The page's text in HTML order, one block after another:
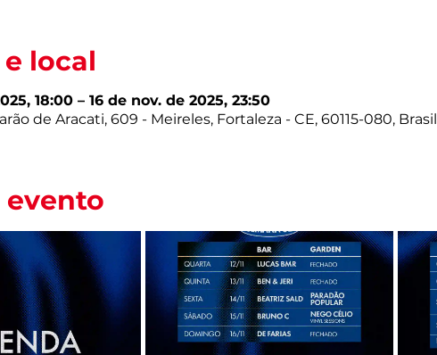
local
18:00 – 16 de nov. de 2025, 23:50
de Aracati, 609 - Meireles, Fortaleza - CE, 60115-080, Brasil
evento